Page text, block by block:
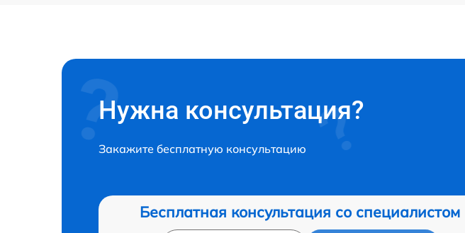
Нужна консультация?
Закажите бесплатную консультацию
Бесплатная консультация со специалистом